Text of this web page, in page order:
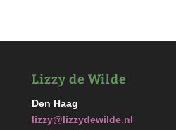
Lizzy de Wilde
Den Haag
lizzy@lizzydewilde.nl